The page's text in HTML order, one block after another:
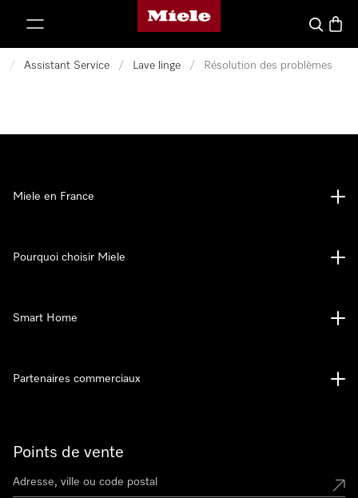
Page d'accueil Miele
Search
/ Assistant Service / Lave linge / Résolution des problèmes
Points de vente
Miele en France
Pourquoi choisir Miele
Smart Home
Partenaires commerciaux